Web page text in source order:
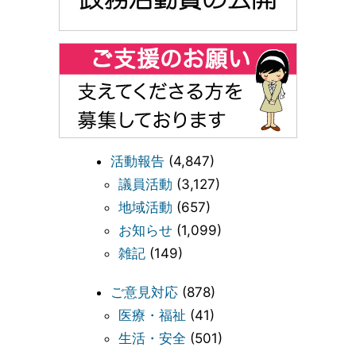
活動報告 (4,847)
議員活動 (3,127)
地域活動 (657)
お知らせ (1,099)
雑記 (149)
ご意見対応 (878)
医療・福祉 (41)
生活・安全 (501)